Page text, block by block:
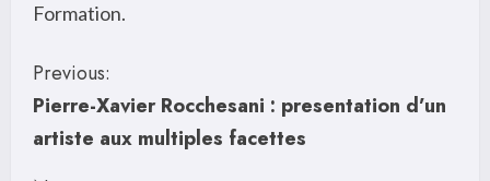
Formation.
C
o
n
Previous:
Pierre-Xavier Rocchesani : presentation d’un
artiste aux multiples facettes